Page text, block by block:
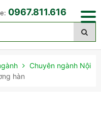
0967.811.616
Chuyên ngành Nội
hàn